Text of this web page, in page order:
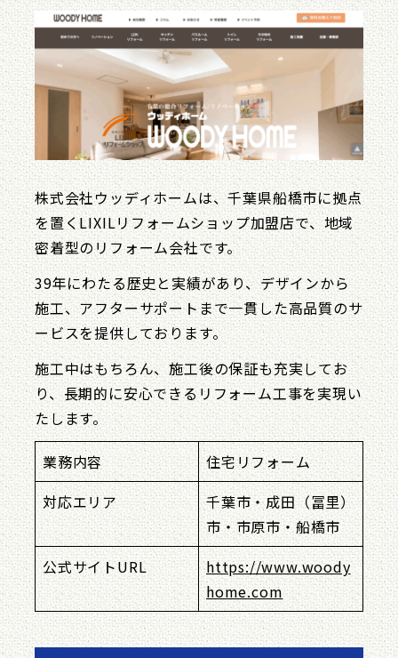
株式会社ウッディホームは、千葉県船橋市に拠点
を置くLIXILリフォームショップ加盟店で、地域
密着型のリフォーム会社です。
39年にわたる歴史と実績があり、デザインから
施工、アフターサポートまで一貫した高品質のサ
ービスを提供しております。
施工中はもちろん、施工後の保証も充実してお
り、長期的に安心できるリフォーム工事を実現い
たします。
業務内容
住宅リフォーム
対応エリア
千葉市・成田（冨里）
市・市原市・船橋市
公式サイトURL
https://www.woody
home.com